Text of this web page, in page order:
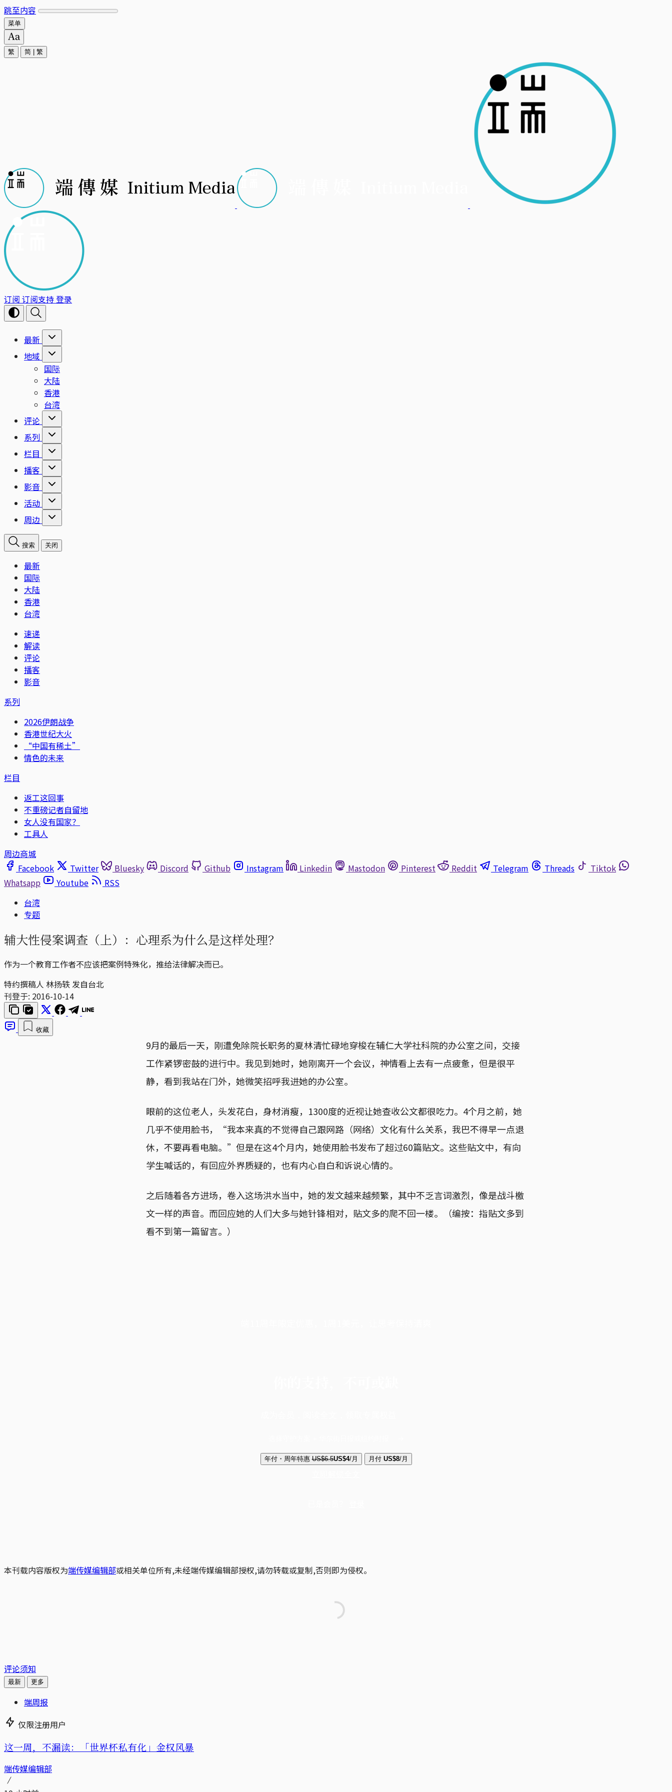
跳至内容
菜单
繁 简 繁
订阅 订阅支持登录
最新
地域
国际
大陆
香港
台湾
评论
系列
栏目
播客
影音
活动
周边
搜索 关闭
最新
国际
大陆
香港
台湾
速递
解读
评论
播客
影音
系列
2026伊朗战争
香港世纪大火
“中国有稀土”
情色的未来
栏目
返工这回事
不重磅记者自留地
女人没有国家？
工具人
周边商城
Facebook
Twitter Bluesky Discord Github Instagram Linkedin Mastodon Pinterest Reddit Telegram Threads
Tiktok
Whatsapp
Youtube
RSS
台湾
专题
辅大性侵案调查（上）：心理系为什么是这样处理？
作为一个教育工作者不应该把案例特殊化，推给法律解决而已。
特约撰稿人 林扬轶 发自台北
刊登于: 2016-10-14
收藏
9月的最后一天，刚遭免除院长职务的夏林清忙碌地穿梭在辅仁大学社科院的办公室之间，交接
工作紧锣密鼓的进行中。我见到她时，她刚离开一个会议，神情看上去有一点疲惫，但是很平
静，看到我站在门外，她微笑招呼我进她的办公室。
眼前的这位老人，头发花白，身材消瘦，1300度的近视让她查收公文都很吃力。4个月之前，她
几乎不使用脸书，“我本来真的不觉得自己跟网路（网络）文化有什么关系，我巴不得早一点退
休，不要再看电脑。”但是在这4个月内，她使用脸书发布了超过60篇贴文。这些贴文中，有向
学生喊话的，有回应外界质疑的，也有内心自白和诉说心情的。
之后随着各方进场，卷入这场洪水当中，她的发文越来越频繁，其中不乏言词激烈，像是战斗檄
文一样的声音。而回应她的人们大多与她针锋相对，贴文多的爬不回一楼。（编按：指贴文多到
看不到第一篇留言。）
年付・周年特惠 US$6.5US$4/月 月付 US$8/月
本刊载内容版权为端传媒编辑部或相关单位所有,未经端传媒编辑部授权,请勿转载或复制,否则即为侵权。
评论须知
最新 更多
端周报
仅限注册用户
这一周，不漏读：「世界杯私有化」金权风暴
端传媒编辑部